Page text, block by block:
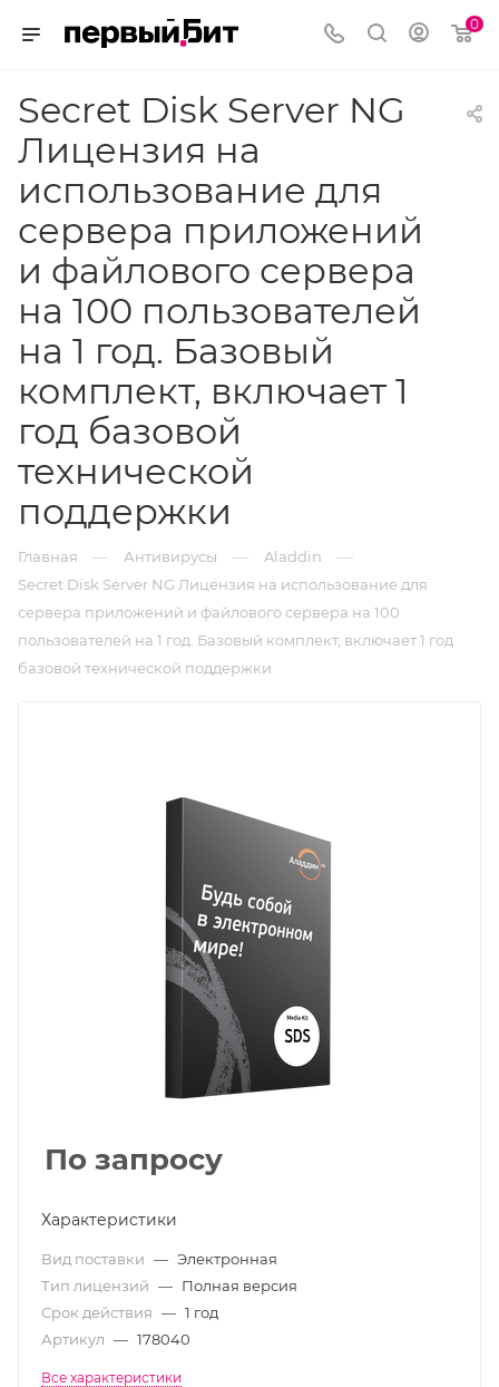
0
Secret Disk Server NG
Лицензия на
использование для
сервера приложений
и файлового сервера
на 100 пользователей
на 1 год. Базовый
комплект, включает 1
год базовой
технической
поддержки
Главная — Антивирусы — Aladdin —
Secret Disk Server NG Лицензия на использование для
сервера приложений и файлового сервера на 100
пользователей на 1 год. Базовый комплект, включает 1 год
базовой технической поддержки
По запросу
Характеристики
Вид поставки — Электронная
Тип лицензий — Полная версия
Срок действия — 1 год
Артикул — 178040
Все характеристики